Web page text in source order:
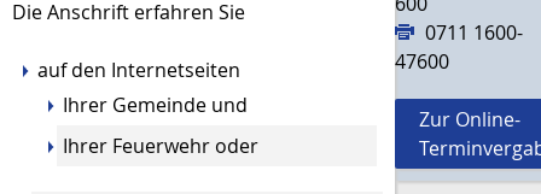
Die Anschrift erfahren Sie
auf den Internetseiten
Ihrer Gemeinde und
Ihrer Feuerwehr oder
0711 1600-
47600
Zur Online-